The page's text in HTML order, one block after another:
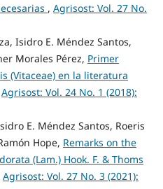
, Agrisost: Vol. 27 No.
Isidro E. Méndez Santos,
Morales Pérez, Primer
(Vitaceae) en la literatura
Agrisost: Vol. 24 No. 1 (2018):
E. Méndez Santos, Roeris
Hope, Remarks on the
(Lam.) Hook. F. & Thoms
Agrisost: Vol. 27 No. 3 (2021):